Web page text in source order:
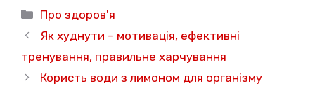
Категорії
Про здоров'я
Як худнути – мотивація, ефективні
тренування, правильне харчування
Користь води з лимоном для організму